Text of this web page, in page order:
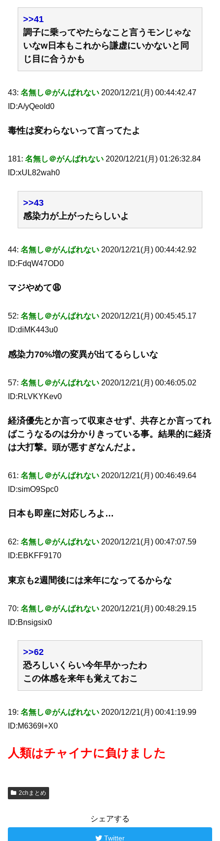
>>41
調子に乗ってやたらなこと言うモンじゃな
いなw日本もこれから謙虚にいかないと同
じ目に合うかも
43: 名無し＠がんばれない 2020/12/21(月) 00:44:42.47
ID:A/yQeoId0
毒性は変わらないって言ってたよ
181: 名無し＠がんばれない 2020/12/21(月) 01:26:32.84
ID:xUL82wah0
>>43
感染力が上がったらしいよ
44: 名無し＠がんばれない 2020/12/21(月) 00:44:42.92
ID:FdqW47OD0
マジやめて😩
52: 名無し＠がんばれない 2020/12/21(月) 00:45:45.17
ID:diMK443u0
感染力70%増の変異が出てるらしいな
57: 名無し＠がんばれない 2020/12/21(月) 00:46:05.02
ID:RLVKYKev0
経済優先とか言って収束させず、共存とか言ってれ
ばこうなるのは分かりきっている事。結果的に経済
は大打撃。頭が悪すぎなんだよ。
61: 名無し＠がんばれない 2020/12/21(月) 00:46:49.64
ID:simO9Spc0
日本も即座に対応しろよ…
62: 名無し＠がんばれない 2020/12/21(月) 00:47:07.59
ID:EBKFF9170
東京も2週間後には来年になってるからな
70: 名無し＠がんばれない 2020/12/21(月) 00:48:29.15
ID:Bnsigsix0
>>62
恐ろしいくらい今年早かったわ
この体感を来年も覚えておこ
19: 名無し＠がんばれない 2020/12/21(月) 00:41:19.99
ID:M6369l+X0
人類はチャイナに負けました
2chまとめ
シェアする
Twitter